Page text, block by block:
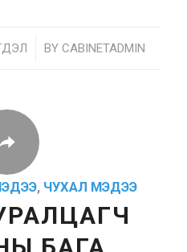
BY CABINETADMIN
, ЧУХАЛ МЭДЭЭ